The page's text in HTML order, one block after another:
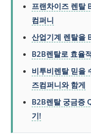
프랜차이즈 렌탈
컴퍼니
산업기계 렌탈을
B2B렌탈로 효율
비투비렌탈 믿을
즈컴퍼니와 함게
B2B렌탈 궁금증
기!